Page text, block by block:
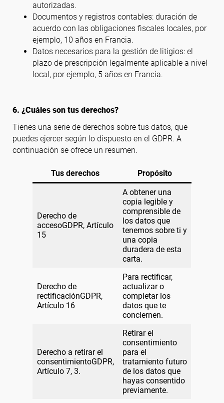
autorizadas.
Documentos y registros contables: duración de
acuerdo con las obligaciones fiscales locales, por
ejemplo, 10 años en Francia.
Datos necesarios para la gestión de litigios: el
plazo de prescripción legalmente aplicable a nivel
local, por ejemplo, 5 años en Francia.
6. ¿Cuáles son tus derechos?
Tienes una serie de derechos sobre tus datos, que
puedes ejercer según lo dispuesto en el GDPR. A
continuación se ofrece un resumen.
Tus derechos Propósito
Derecho de
accesoGDPR, Artículo
15
A obtener una
copia legible y
comprensible de
los datos que
tenemos sobre ti y
una copia
duradera de esta
carta.
Derecho de
rectificaciónGDPR,
Artículo 16
Para rectificar,
actualizar o
completar los
datos que te
conciernen.
Derecho a retirar el
consentimientoGDPR,
Artículo 7, 3.
Retirar el
consentimiento
para el
tratamiento futuro
de los datos que
hayas consentido
previamente.